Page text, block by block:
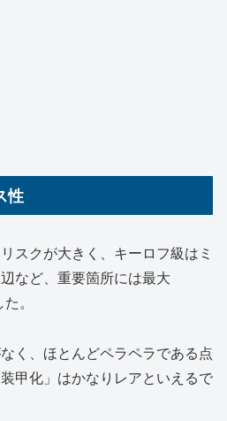
性
スクが大きく、キーロフ級はミ
など、重要箇所には最大
。
く、ほとんどペラペラである点
甲化」はかなりレアといえるで